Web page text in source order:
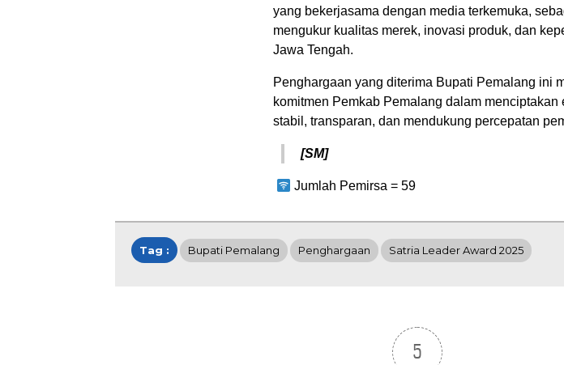
yang bekerjasama dengan media terkemuka,
mengukur kualitas merek, inovasi produk, dan
Jawa Tengah.
Penghargaan yang diterima Bupati Pemalang ini
komitmen Pemkab Pemalang dalam menciptakan
stabil, transparan, dan mendukung percepatan
[SM]
Jumlah Pemirsa = 59
Tag : Bupati Pemalang Penghargaan Satria Leader Award 2025
5